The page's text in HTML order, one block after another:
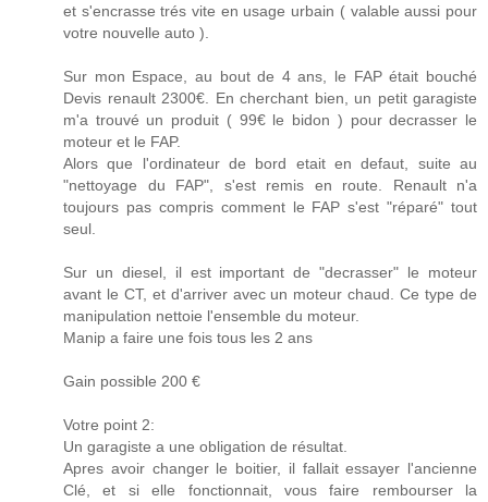
et s'encrasse trés vite en usage urbain ( valable aussi pour
votre nouvelle auto ).
Sur mon Espace, au bout de 4 ans, le FAP était bouché
Devis renault 2300€. En cherchant bien, un petit garagiste
m'a trouvé un produit ( 99€ le bidon ) pour decrasser le
moteur et le FAP.
Alors que l'ordinateur de bord etait en defaut, suite au
"nettoyage du FAP", s'est remis en route. Renault n'a
toujours pas compris comment le FAP s'est "réparé" tout
seul.
Sur un diesel, il est important de "decrasser" le moteur
avant le CT, et d'arriver avec un moteur chaud. Ce type de
manipulation nettoie l'ensemble du moteur.
Manip a faire une fois tous les 2 ans
Gain possible 200 €
Votre point 2:
Un garagiste a une obligation de résultat.
Apres avoir changer le boitier, il fallait essayer l'ancienne
Clé, et si elle fonctionnait, vous faire rembourser la